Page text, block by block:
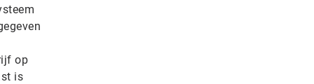
op
is